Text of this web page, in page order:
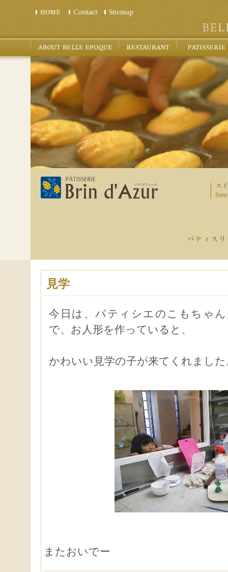
見学
今日は、パティシエのこもちゃ
で、お人形を作っていると、
かわいい見学の子が来てくれました
またおいでー